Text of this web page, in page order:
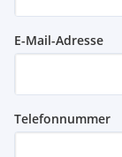
E-Mail-Adresse
Telefonnummer